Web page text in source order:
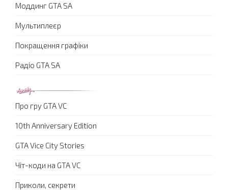
Моддинг GTA SA
Мультиплеєр
Покращення графіки
Радіо GTA SA
Про гру GTA VC
10th Anniversary Edition
GTA Vice City Stories
Чіт-коди на GTA VC
Приколи, секрети